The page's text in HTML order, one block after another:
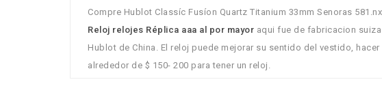
Compre Hublot Classíc Fusíon Quartz Titanium 33mm Senoras
Reloj relojes Réplica aaa al por mayor aqui fue de fabricacion
Hublot de China. El reloj puede mejorar su sentido del vestido,
alrededor de $ 150- 200 para tener un reloj.